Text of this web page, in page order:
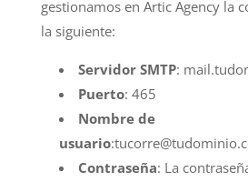
gestionamos en Artic Agency la
la siguiente:
Servidor SMTP:
Puerto: 465
Nombre de
usuario
Contraseña: La